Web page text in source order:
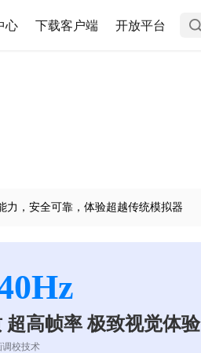
心 下载客户端 开放平台
力，安全可靠，体验超越传统模拟器
超高帧率 极致视觉体验
调校技术